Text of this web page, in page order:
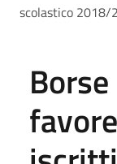
scolastico 2018/